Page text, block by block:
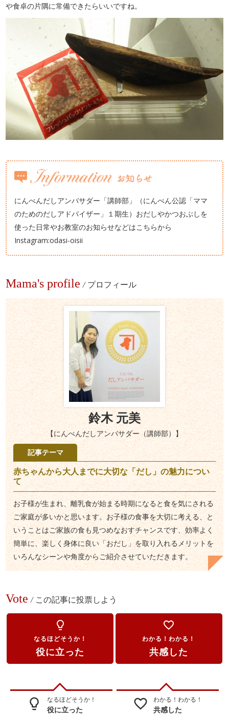
や食卓の片隅に常備できたらいいですね。
にんべんだしアンバサダー「講師部」（にんべん公認「ママ
のためのだしアドバイザー」１期生）おだしやかつおぶしを
使った日常やお教室のお知らせなどはこちらから
Instagram:odasi-oisii
Mama's profile / プロフィール
鈴木 元美
【にんべんだしアンバサダー（講師部）】
記事テーマ
赤ちゃんから大人までに大切な「だし」の魅力につい
て
お子様が生まれ、離乳食が始まる時期になると食を気にされる
ご家庭が多いかと思います。お子様の食事を大切に考える、と
いうことはご家族の食も見つめなおすチャンスです、効率よく
簡単に、楽しく身体に良い「おだし」を取り入れるメリットを
いろんなシーンや角度からご紹介させていただきます。
Vote / この記事に投票しよう
lightbulb_outline
なるほどそうか！
役に立った
favorite_border
わかる！わかる！
共感した
lightbulb_outline なるほどそうか！
役に立った favorite_border わかる！わかる！
共感した